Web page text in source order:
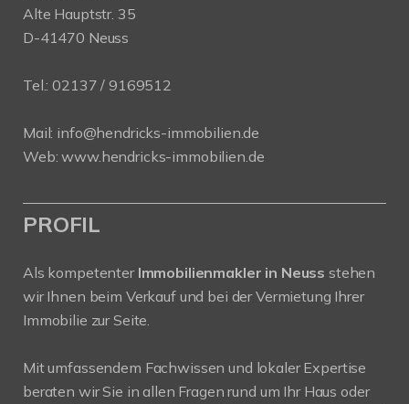
Alte Hauptstr. 35
D-41470 Neuss
Tel.: 02137 / 9169512
Mail: info@hendricks-immobilien.de
Web:www.hendricks-immobilien.de
PROFIL
Als kompetenter Immobilienmakler in Neuss stehen
wir Ihnen beim Verkauf und bei der Vermietung Ihrer
Immobilie zur Seite.
Mit umfassendem Fachwissen und lokaler Expertise
beraten wir Sie in allen Fragen rund um Ihr Haus oder